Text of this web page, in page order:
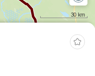
30 km